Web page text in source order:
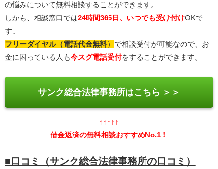
の悩みについて無料相談することができます。
しかも、相談窓口では24時間365日、いつでも受け付けOKで
す。
フリーダイヤル（電話代金無料） で相談受付が可能なので、お
金に困っている人も今スグ電話受付をすることができます。
サンク総合法律事務所はこちら ＞＞
↑↑↑↑↑
借金返済の無料相談おすすめNo.1！
■口コミ（サンク総合法律事務所の口コミ）